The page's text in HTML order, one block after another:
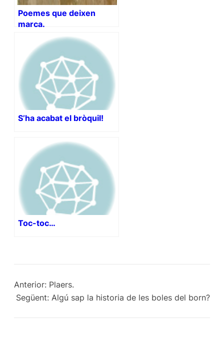
Poemes que deixen
marca.
S’ha acabat el bròquil!
Toc-toc…
Anterior: Plaers.
Següent: Algú sap la historia de les boles del born?